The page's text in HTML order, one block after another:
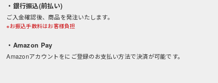
・銀行振込(前払い)
ご入金確認後、商品を発注いたします。
※お振込手数料はお客様負担
・Amazon Pay
Amazonアカウントをにご登録のお支払い方法で決済が可能です。